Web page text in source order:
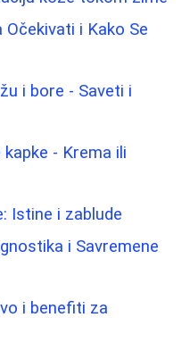
i Kako Se
i bore - Saveti i
- Krema ili
Istine i zablude
i Savremene
i benefiti za